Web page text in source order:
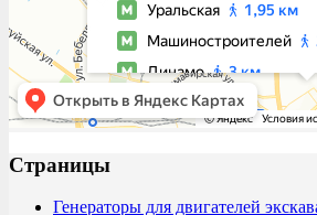
Страницы
Генераторы для двигателей